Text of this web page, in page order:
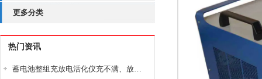
更多分类
热门资讯
蓄电池整组充放电活化仪充不满、放不完怎么办？